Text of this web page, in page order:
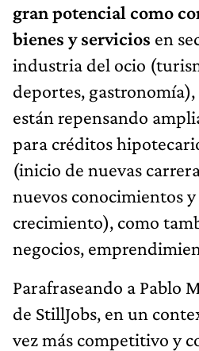
gran potencial como
bienes y servicios en
industria del ocio
deportes,
están repensando
para créditos
(inicio de nuevas
nuevos conocimientos
crecimiento), como
negocios,
Parafraseando a Pablo
de StillJobs, en un
vez más competitivo y